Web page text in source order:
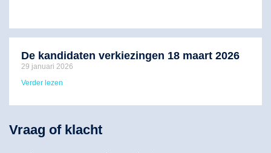
De kandidaten verkiezingen 18 maart 2026
29 januari 2026
Verder lezen
Vraag of klacht